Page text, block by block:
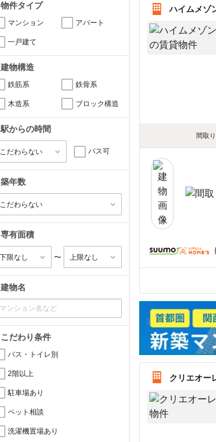
物件タイプ
マンション アパート
一戸建て
建物構造
鉄筋系 鉄骨系
木造系 ブロック構造
駅からの時間
バス可
築年数
専有面積
〜
建物名
こだわり条件
バス・トイレ別
2階以上
駐車場あり
ペット相談
洗濯機置場あり
ハイムメゾ
間取
クリエオー